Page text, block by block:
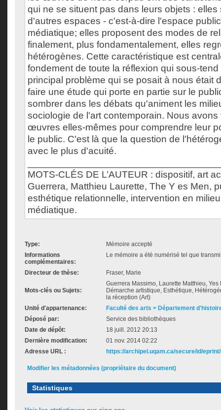
qui ne se situent pas dans leurs objets :
d'autres espaces - c'est-à-dire l'espace
médiatique; elles proposent des modes de
finalement, plus fondamentalement, elles
hétérogènes. Cette caractéristique est
fondement de toute la réflexion qui sous-
principal problème qui se posait à nous était
faire une étude qui porte en partie sur le
sombrer dans les débats qu'animent les
sociologie de l'art contemporain. Nous avons
œuvres elles-mêmes pour comprendre leur
le public. C'est là que la question de
avec le plus d'acuité.
MOTS-CLÉS DE L’AUTEUR : dispositif, art
Guerrera, Matthieu Laurette, The Y es Men,
esthétique relationnelle, intervention en
médiatique.
Type:
Mémoire accepté
Informations
complémentaires:
Le mémoire a été numérisé tel que
Directeur de thèse: Fraser, Marie
Mots-clés ou Sujets:
Guerrera Massimo, Laurette Matthieu,
Démarche artistique, Esthétique,
la réception (Art)
Unité d'appartenance:
Faculté des arts > Département
Déposé par:
Service des bibliothèques
Date de dépôt:
18 juill. 2012 20:13
Dernière modification:
01 nov. 2014 02:22
Adresse URL :
https://archipel.uqam.ca/secure/id/
Modifier les métadonnées (propriétaire du document)
Statistiques